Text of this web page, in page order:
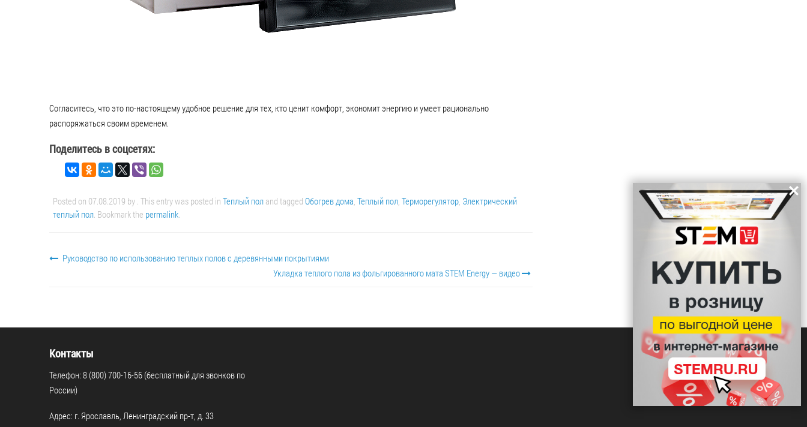
Согласитесь, что это по-настоящему удобное решение для тех, кто ценит комфорт, экономит энергию и умеет рационально
распоряжаться своим временем.
Поделитесь в соцсетях:
Posted on 07.08.2019 by . This entry was posted in Теплый пол and tagged Обогрев дома Теплый пол Терморегулятор Электрический
теплый пол . Bookmark the permalink
Руководство по использованию теплых полов с деревянными покрытиями
Укладка теплого пола из фольгированного мата STEM Energy — видео
Контакты
Телефон: 8 (800) 700-16-56 (бесплатный для звонков по
России)
Адрес: г. Ярославль, Ленинградский пр-т, д. 33